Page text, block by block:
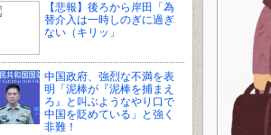
【悲報】後ろから岸田「為
替介入は一時しのぎに過ぎ
ない（キリッ」
中国政府、強烈な不満を表
明「泥棒が『泥棒を捕まえ
ろ』と叫ぶようなやり口で
中国を貶めている」と強く
非難！